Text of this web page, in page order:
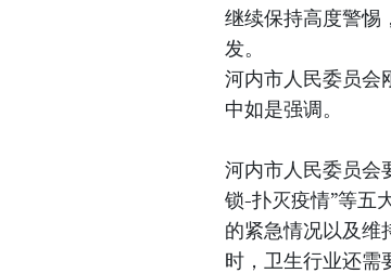
继续保持高度警惕
发。
河内市人民委员会
中如是强调。
河内市人民委员会
锁-扑灭疫情”等五
的紧急情况以及维
时，卫生行业还需